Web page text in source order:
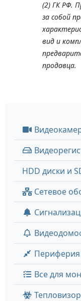
(2) ГК РФ.
за собой
вид и
продавца.
HDD диски и
Сетевое
Периферия
Все для